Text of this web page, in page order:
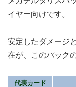
イヤー向けです。
安定したダメージ
在が、このパック
代表カード